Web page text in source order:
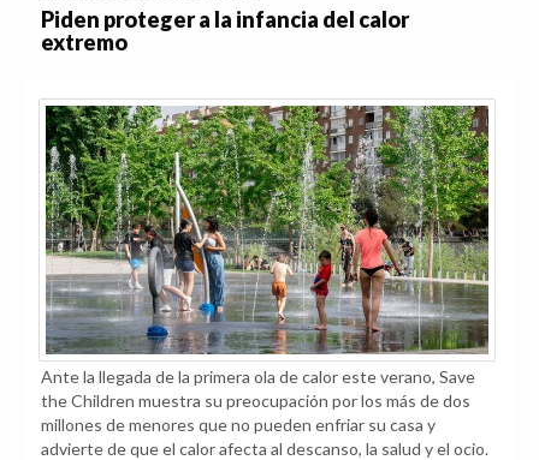
Piden proteger a la infancia del calor
extremo
Ante la llegada de la primera ola de calor este verano, Save
the Children muestra su preocupación por los más de dos
millones de menores que no pueden enfriar su casa y
advierte de que el calor afecta al descanso, la salud y el ocio.